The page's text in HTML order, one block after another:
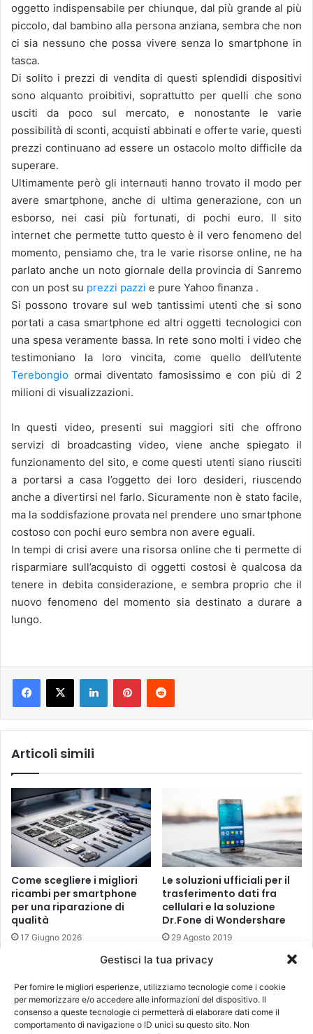
Gestisci la tua privacy
Per fornire le migliori esperienze, utilizziamo tecnologie come i cookie
per memorizzare e/o accedere alle informazioni del dispositivo. Il
consenso a queste tecnologie ci permetterà di elaborare dati come il
comportamento di navigazione o ID unici su questo sito. Non
oggetto indispensabile per chiunque, dal più grande al più
piccolo, dal bambino alla persona anziana, sembra che non
ci sia nessuno che possa vivere senza lo smartphone in
tasca.
Di solito i prezzi di vendita di questi splendidi dispositivi
sono alquanto proibitivi, soprattutto per quelli che sono
usciti da poco sul mercato, e nonostante le varie
possibilità di sconti, acquisti abbinati e offerte varie, questi
prezzi continuano ad essere un ostacolo molto difficile da
superare.
Ultimamente però gli internauti hanno trovato il modo per
avere smartphone, anche di ultima generazione, con un
esborso, nei casi più fortunati, di pochi euro. Il sito
internet che permette tutto questo è il vero fenomeno del
momento, pensiamo che, tra le varie risorse online, ne ha
parlato anche un noto giornale della provincia di Sanremo
con un post su prezzi pazzi e pure Yahoo finanza .
Si possono trovare sul web tantissimi utenti che si sono
portati a casa smartphone ed altri oggetti tecnologici con
una spesa veramente bassa. In rete sono molti i video che
testimoniano la loro vincita, come quello dell’utente
Terebongio ormai diventato famosissimo e con più di 2
milioni di visualizzazioni.
In questi video, presenti sui maggiori siti che offrono
servizi di broadcasting video, viene anche spiegato il
funzionamento del sito, e come questi utenti siano riusciti
a portarsi a casa l’oggetto dei loro desideri, riuscendo
anche a divertirsi nel farlo. Sicuramente non è stato facile,
ma la soddisfazione provata nel prendere uno smartphone
costoso con pochi euro sembra non avere eguali.
In tempi di crisi avere una risorsa online che ti permette di
risparmiare sull’acquisto di oggetti costosi è qualcosa da
tenere in debita considerazione, e sembra proprio che il
nuovo fenomeno del momento sia destinato a durare a
lungo.
LinkedInPinterestReddit
Articoli simili
Come scegliere i migliori
ricambi per smartphone
per una riparazione di
qualità
17 Giugno 2026
Le soluzioni ufficiali per il
trasferimento dati fra
cellulari e la soluzione
Dr.Fone di Wondershare
29 Agosto 2019
Applicazioni per gli
gli autisti
28 Giugno 2012
Come installare l’Android
4Geek
11 Maggio 2011